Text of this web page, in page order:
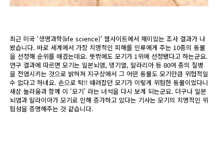
최근 미국 ‘생명과학(life science)’ 웹사이트에서 재미있는 조사 결과가 나
왔습니다. 바로 세계에서 가장 치명적인 피해를 인류에게 주는 10종의 동물
을 선정해 순위를 매겼는데요. 뜻밖에도 모기가 1위에 선정됐다고 하는군요.
연구 결과에 따르면 모기는 일본뇌염, 뎅기열, 말라리아 등 80여 종의 질병
을 전염시키는 것으로 밝혀져 지구상에서 그 어떤 동물도 모기만큼 위협적일
수 없다고 하네요. 손으로 탁!! 때려잡던 모기가 이렇게 위험한 동물이었다니
새삼 놀라움과 함께 이 ‘모기’ 라는 녀석을 다시 보게 되는군요. 더구나 일본
뇌염과 말라이아가 모기로 인해 증가하고 있다는 기사는 모기의 치명적인 위
험성을 증명해주는 것 같습니다.